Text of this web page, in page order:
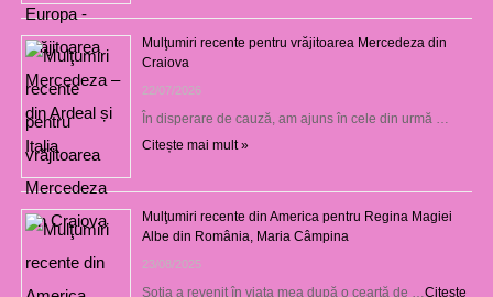
Mulţumiri recente pentru vrăjitoarea Mercedeza din
Craiova
22/07/2026
În disperare de cauză, am ajuns în cele din urmă …
Citește mai mult »
Mulţumiri recente din America pentru Regina Magiei
Albe din România, Maria Câmpina
23/08/2025
Soţia a revenit în viaţa mea după o ceartă de …Citește